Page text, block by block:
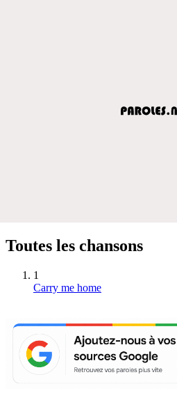
Toutes les chansons
1
Carry me home